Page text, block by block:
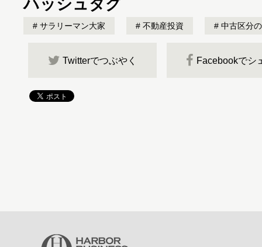
ハッシュタグ
サラリーマン大家 不動産投資 中古区分
Twitterでつぶやく Facebookでシ